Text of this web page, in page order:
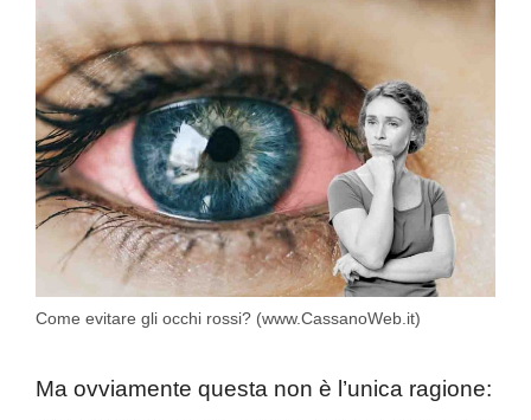
Come evitare gli occhi rossi? (www.CassanoWeb.it)
Ma ovviamente questa non è l’unica ragione: